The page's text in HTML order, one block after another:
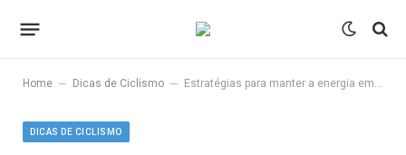
Home – Dicas de Ciclismo – Estratégias para manter a energia em pedaladas de longa duração.
DICAS DE CICLISMO